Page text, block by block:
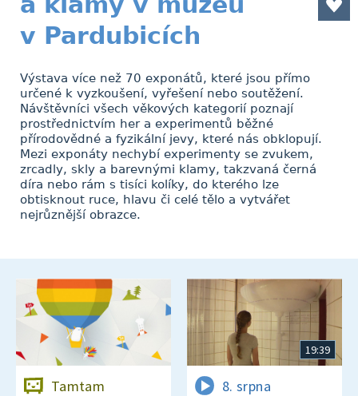
v Pardubicích
Výstava více než 70 exponátů, které jsou přímo
určené k vyzkoušení, vyřešení nebo soutěžení.
Návštěvníci všech věkových kategorií poznají
prostřednictvím her a experimentů běžné
přírodovědné a fyzikální jevy, které nás obklopují.
Mezi exponáty nechybí experimenty se zvukem,
zrcadly, skly a barevnými klamy, takzvaná černá
díra nebo rám s tisíci kolíky, do kterého lze
obtisknout ruce, hlavu či celé tělo a vytvářet
nejrůznější obrazce.
Tamtam
19:39
8. srpna